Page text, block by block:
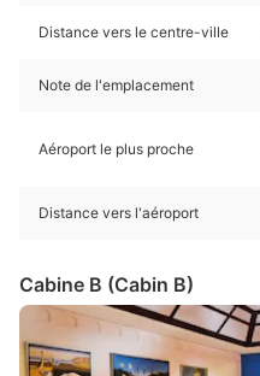
Distance vers le centre-ville
Note de l'emplacement
Aéroport le plus proche
Distance vers l'aéroport
Cabine B (Cabin B)